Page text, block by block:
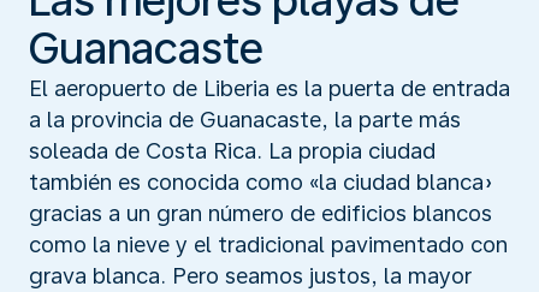
Guanacaste
El aeropuerto de Liberia es la puerta de entrada
a la provincia de Guanacaste, la parte más
soleada de Costa Rica. La propia ciudad
también es conocida como «la ciudad blanca»
gracias a un gran número de edificios blancos
como la nieve y el tradicional pavimentado con
grava blanca. Pero seamos justos, la mayor